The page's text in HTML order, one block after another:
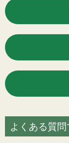
よくある質